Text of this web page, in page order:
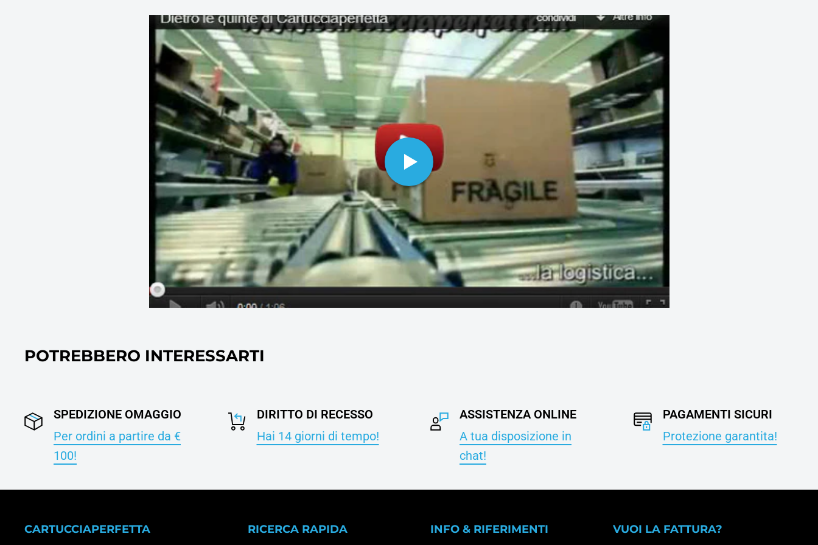
POTREBBERO INTERESSARTI
SPEDIZIONE OMAGGIO
Per ordini a partire da €
100!
DIRITTO DI RECESSO
Hai 14 giorni di tempo!
ASSISTENZA ONLINE
A tua disposizione in
chat!
PAGAMENTI SICURI
Protezione garantita!
CARTUCCIAPERFETTA RICERCA RAPIDA INFO & RIFERIMENTI VUOI LA FATTURA?